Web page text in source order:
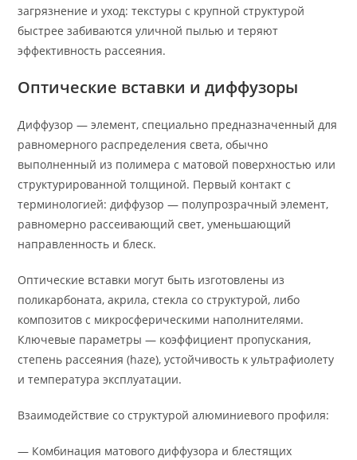
загрязнение и уход: текстуры с крупной структурой
быстрее забиваются уличной пылью и теряют
эффективность рассеяния.
Оптические вставки и диффузоры
Диффузор — элемент, специально предназначенный для
равномерного распределения света, обычно
выполненный из полимера с матовой поверхностью или
структурированной толщиной. Первый контакт с
терминологией: диффузор — полупрозрачный элемент,
равномерно рассеивающий свет, уменьшающий
направленность и блеск.
Оптические вставки могут быть изготовлены из
поликарбоната, акрила, стекла со структурой, либо
композитов с микросферическими наполнителями.
Ключевые параметры — коэффициент пропускания,
степень рассеяния (haze), устойчивость к ультрафиолету
и температура эксплуатации.
Взаимодействие со структурой алюминиевого профиля:
— Комбинация матового диффузора и блестящих